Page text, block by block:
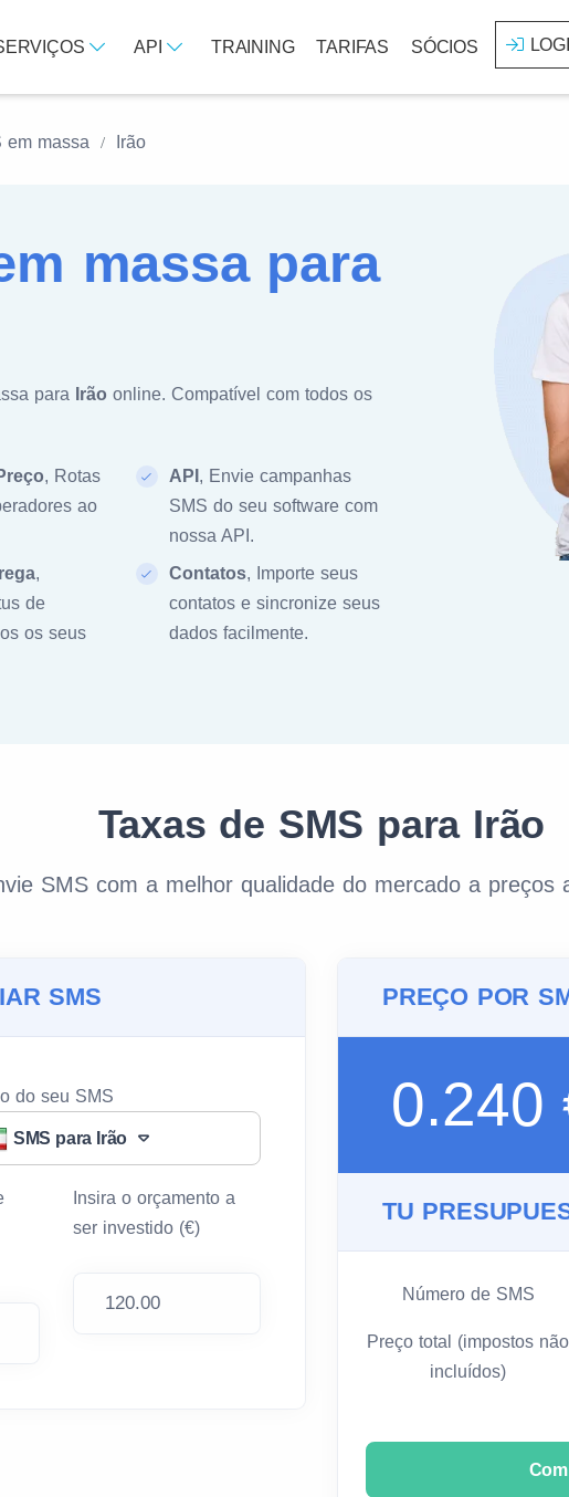
API TRAINING TARIFAS SÓCIOS
em massa Irão
massa para
para Irão online. Compatível com todos os
, Rotas
ao
,
de
os seus
API , Envie campanhas
SMS do seu software com
nossa API.
Contatos, Importe seus
contatos e sincronize seus
dados facilmente.
Taxas de SMS para Irão
SMS com a melhor qualidade do mercado a preços
SMS
do seu SMS
SMS para Irão
Insira o orçamento a
ser investido (€)
PREÇO POR
0.240
TU
Número de SMS
Preço total (impostos não
incluídos)